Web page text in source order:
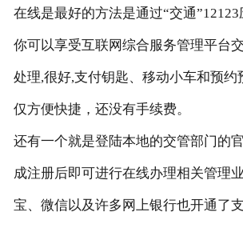
在线是最好的方法是通过“交通
你可以享受互联网综合服务管理平台
处理,很好,支付钥匙、移动小车和预约
仅方便快捷，还没有手续费。
还有一个就是登陆本地的交管部门的
成注册后即可进行在线办理相关管理
宝、微信以及许多网上银行也开通了